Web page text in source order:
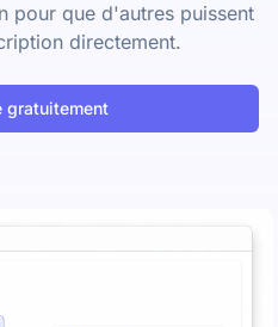
pour que d'autres puissent
directement.
gratuitement